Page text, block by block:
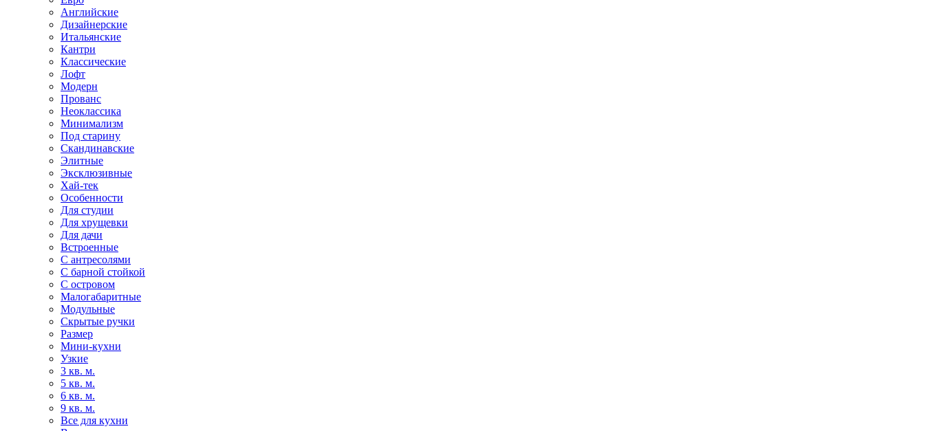
Английские
Дизайнерские
Итальянские
Кантри
Классические
Лофт
Модерн
Прованс
Неоклассика
Минимализм
Под старину
Скандинавские
Элитные
Эксклюзивные
Хай-тек
Особенности
Для студии
Для хрущевки
Для дачи
Встроенные
С антресолями
С барной стойкой
С островом
Малогабаритные
Модульные
Скрытые ручки
Размер
Мини-кухни
Узкие
3 кв. м.
5 кв. м.
6 кв. м.
9 кв. м.
Все для кухни